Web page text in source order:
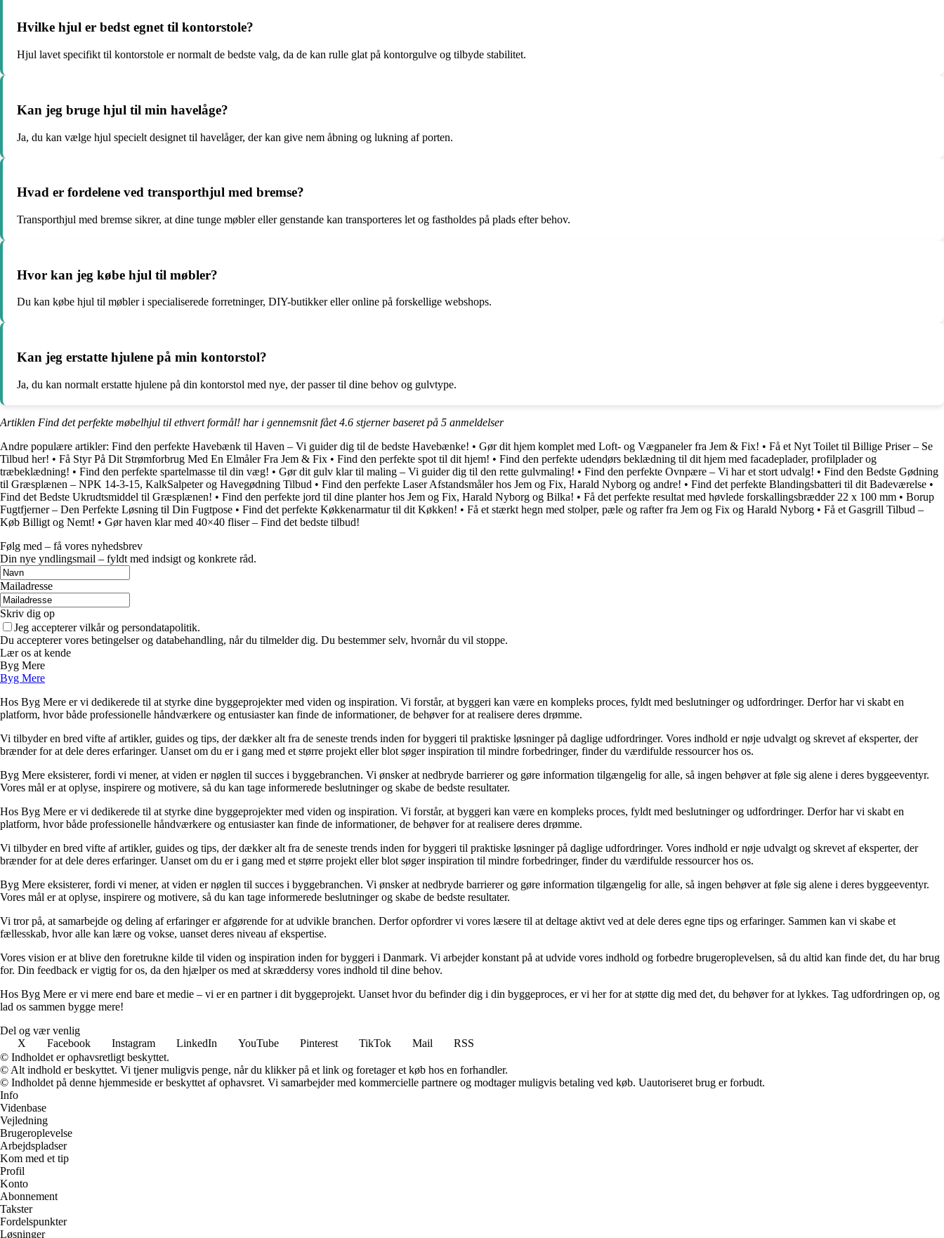
Hvilke hjul er bedst egnet til kontorstole?
Hjul lavet specifikt til kontorstole er normalt de bedste valg, da de kan rulle glat på kontorgulve og tilbyde stabilitet.
Kan jeg bruge hjul til min havelåge?
Ja, du kan vælge hjul specielt designet til havelåger, der kan give nem åbning og lukning af porten.
Hvad er fordelene ved transporthjul med bremse?
Transporthjul med bremse sikrer, at dine tunge møbler eller genstande kan transporteres let og fastholdes på plads efter behov.
Hvor kan jeg købe hjul til møbler?
Du kan købe hjul til møbler i specialiserede forretninger, DIY-butikker eller online på forskellige webshops.
Kan jeg erstatte hjulene på min kontorstol?
Ja, du kan normalt erstatte hjulene på din kontorstol med nye, der passer til dine behov og gulvtype.
Artiklen Find det perfekte møbelhjul til ethvert formål! har i gennemsnit fået4.6 stjerner baseret på 5 anmeldelser
Andre populære artikler: Find den perfekte Havebænk til Haven – Vi guider dig til de bedste Havebænke! • Gør dit hjem komplet med Loft- og Vægpaneler fra Jem & Fix! • Få et Nyt Toilet til Billige Priser – Se
Tilbud her! • Få Styr På Dit Strømforbrug Med En Elmåler Fra Jem & Fix • Find den perfekte spot til dit hjem! • Find den perfekte udendørs beklædning til dit hjem med facadeplader, profilplader og
træbeklædning! • Find den perfekte spartelmasse til din væg! • Gør dit gulv klar til maling – Vi guider dig til den rette gulvmaling! • Find den perfekte Ovnpære – Vi har et stort udvalg! • Find den Bedste Gødning
til Græsplænen – NPK 14-3-15, KalkSalpeter og Havegødning Tilbud • Find den perfekte Laser Afstandsmåler hos Jem og Fix, Harald Nyborg og andre! • Find det perfekte Blandingsbatteri til dit Badeværelse •
Find det Bedste Ukrudtsmiddel til Græsplænen! • Find den perfekte jord til dine planter hos Jem og Fix, Harald Nyborg og Bilka! • Få det perfekte resultat med høvlede forskallingsbrædder 22 x 100 mm • Borup
Fugtfjerner – Den Perfekte Løsning til Din Fugtpose • Find det perfekte Køkkenarmatur til dit Køkken! • Få et stærkt hegn med stolper, pæle og rafter fra Jem og Fix og Harald Nyborg • Få et Gasgrill Tilbud –
Køb Billigt og Nemt! • Gør haven klar med 40×40 fliser – Find det bedste tilbud!
Følg med – få vores nyhedsbrev
Din nye yndlingsmail – fyldt med indsigt og konkrete råd.
Mailadresse
Skriv dig op
Jeg accepterer vilkår og persondatapolitik.
Du accepterer vores betingelser og databehandling, når du tilmelder dig. Du bestemmer selv, hvornår du vil stoppe.
Lær os at kende
Byg Mere
Byg Mere
Hos Byg Mere er vi dedikerede til at styrke dine byggeprojekter med viden og inspiration. Vi forstår, at byggeri kan være en kompleks proces, fyldt med beslutninger og udfordringer. Derfor har vi skabt en
platform, hvor både professionelle håndværkere og entusiaster kan finde de informationer, de behøver for at realisere deres drømme.
Vi tilbyder en bred vifte af artikler, guides og tips, der dækker alt fra de seneste trends inden for byggeri til praktiske løsninger på daglige udfordringer. Vores indhold er nøje udvalgt og skrevet af eksperter, der
brænder for at dele deres erfaringer. Uanset om du er i gang med et større projekt eller blot søger inspiration til mindre forbedringer, finder du værdifulde ressourcer hos os.
Byg Mere eksisterer, fordi vi mener, at viden er nøglen til succes i byggebranchen. Vi ønsker at nedbryde barrierer og gøre information tilgængelig for alle, så ingen behøver at føle sig alene i deres byggeeventyr.
Vores mål er at oplyse, inspirere og motivere, så du kan tage informerede beslutninger og skabe de bedste resultater.
Hos Byg Mere er vi dedikerede til at styrke dine byggeprojekter med viden og inspiration. Vi forstår, at byggeri kan være en kompleks proces, fyldt med beslutninger og udfordringer. Derfor har vi skabt en
platform, hvor både professionelle håndværkere og entusiaster kan finde de informationer, de behøver for at realisere deres drømme.
Vi tilbyder en bred vifte af artikler, guides og tips, der dækker alt fra de seneste trends inden for byggeri til praktiske løsninger på daglige udfordringer. Vores indhold er nøje udvalgt og skrevet af eksperter, der
brænder for at dele deres erfaringer. Uanset om du er i gang med et større projekt eller blot søger inspiration til mindre forbedringer, finder du værdifulde ressourcer hos os.
Byg Mere eksisterer, fordi vi mener, at viden er nøglen til succes i byggebranchen. Vi ønsker at nedbryde barrierer og gøre information tilgængelig for alle, så ingen behøver at føle sig alene i deres byggeeventyr.
Vores mål er at oplyse, inspirere og motivere, så du kan tage informerede beslutninger og skabe de bedste resultater.
Vi tror på, at samarbejde og deling af erfaringer er afgørende for at udvikle branchen. Derfor opfordrer vi vores læsere til at deltage aktivt ved at dele deres egne tips og erfaringer. Sammen kan vi skabe et
fællesskab, hvor alle kan lære og vokse, uanset deres niveau af ekspertise.
Vores vision er at blive den foretrukne kilde til viden og inspiration inden for byggeri i Danmark. Vi arbejder konstant på at udvide vores indhold og forbedre brugeroplevelsen, så du altid kan finde det, du har brug
for. Din feedback er vigtig for os, da den hjælper os med at skræddersy vores indhold til dine behov.
Hos Byg Mere er vi mere end bare et medie – vi er en partner i dit byggeprojekt. Uanset hvor du befinder dig i din byggeproces, er vi her for at støtte dig med det, du behøver for at lykkes. Tag udfordringen op, og
lad os sammen bygge mere!
Del og vær venlig
X
Facebook Instagram LinkedIn YouTube Pinterest TikTok Mail
RSS
© Indholdet er ophavsretligt beskyttet.
© Alt indhold er beskyttet. Vi tjener muligvis penge, når du klikker på et link og foretager et køb hos en forhandler.
© Indholdet på denne hjemmeside er beskyttet af ophavsret. Vi samarbejder med kommercielle partnere og modtager muligvis betaling ved køb. Uautoriseret brug er forbudt.
Info
Videnbase
Vejledning
Brugeroplevelse
Arbejdspladser
Kom med et tip
Profil
Konto
Abonnement
Takster
Fordelspunkter
Løsninger